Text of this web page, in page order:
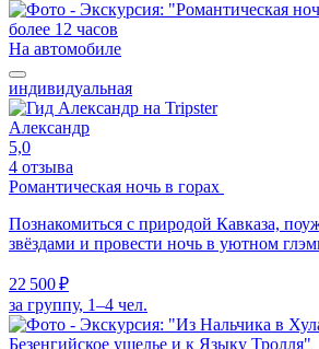
более 12 часов
На автомобиле
индивидуальная
Александр
5,0
4 отзыва
Романтическая ночь в горах
Познакомиться с природой Кавказа,
звёздами и провести ночь в уютном
22 500 ₽
за группу, 1–4 чел.